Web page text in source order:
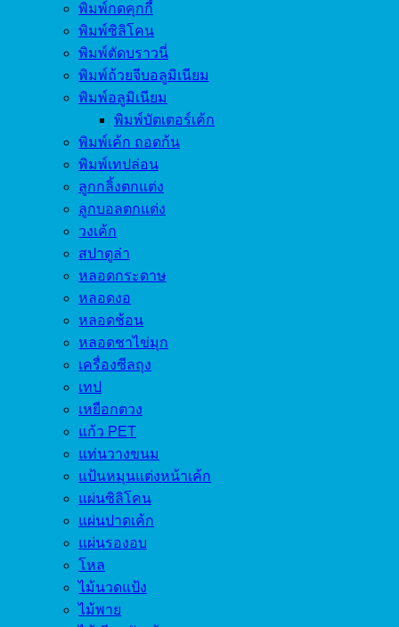
พิมพ์กดคุกกี้
พิมพ์ซิลิโคน
พิมพ์ตัดบราวนี่
พิมพ์ถ้วยจีบอลูมิเนียม
พิมพ์อลูมิเนียม
พิมพ์บัตเตอร์เค้ก
พิมพ์เค้ก ถอดก้น
พิมพ์เทปล่อน
ลูกกลิ้งตกแต่ง
ลูกบอลตกแต่ง
วงเค้ก
สปาตูล่า
หลอดกระดาษ
หลอดงอ
หลอดช้อน
หลอดชาไข่มุก
เครื่องซีลถุง
เทป
เหยือกตวง
แก้ว PET
แท่นวางขนม
แป้นหมุนแต่งหน้าเค้ก
แผ่นซิลิโคน
แผ่นปาดเค้ก
แผ่นรองอบ
โหล
ไม้นวดแป้ง
ไม้พาย